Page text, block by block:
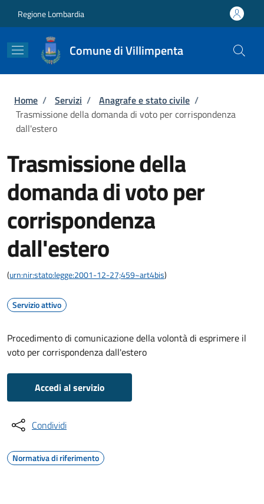
Regione Lombardia
Comune di Villimpenta
Briciole di pane
Home / Servizi / Anagrafe e stato civile /
Trasmissione della domanda di voto per corrispondenza
dall'estero
Trasmissione della
domanda di voto per
corrispondenza
dall'estero
(urn:nir:stato:legge:2001-12-27;459~art4bis)
Servizio attivo
Procedimento di comunicazione della volontà di esprimere il
voto per corrispondenza dall'estero
Accedi al servizio
Condividi
Normativa di riferimento